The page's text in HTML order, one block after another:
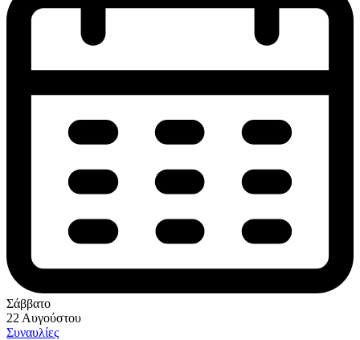
Σάββατο
22 Αυγούστου
Συναυλίες